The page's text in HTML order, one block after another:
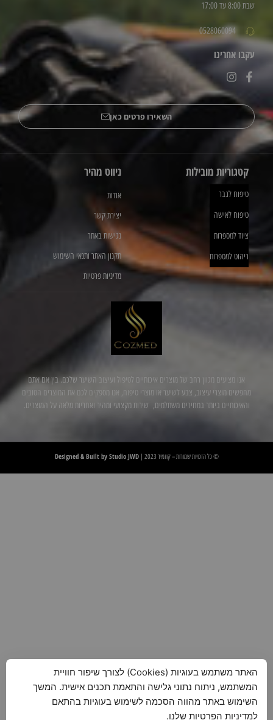
אנו מציעים מגוון רחב של מוצרים איכותיים לטיפול ועיצוב השיער שלכם. בין אם אתם
מחפשים מוצרי עיצוב, צבע לשיער או מוצרי טיפוח, אנו מספקים לכם את המוצרים הטובים
והאיכותיים ביותר במחירים משתלמים, שירות מקצועי ומהיר ואחריות מלאה על המוצרים.
ניווט מהיר
אודות
יצירת קשר
נגישות באתר
תקנון האתר ותנאי השימוש
מדיניות פרטיות
קטגוריות מובילות
טיפוח לגבר
טיפוח לאישה
ציוד למספרות
ריהוט למספרות
שבת 8:00 עד 17:00
0528060094
עקבו אחרינו
השאירו פרטים כאן
© כל הזכויות שמורות – קוזמיד 2023 | Designed & Built by Studio JWD
האתר משתמש בעוגיות (Cookies) לצורך שיפור חוויית
המשתמש, ניתוח נתוני גלישה והתאמת תכנים אישית. המשך
השימוש באתר מהווה הסכמה לשימוש בעוגיות בהתאם
למדיניות הפרטיות שלנו.